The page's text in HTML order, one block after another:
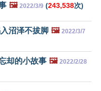
🖼️ 2022/3/9 (243,538次)
沼泽不拔脚 🖼️ 2022/3/7
却的小故事 🖼️ 2022/2/28